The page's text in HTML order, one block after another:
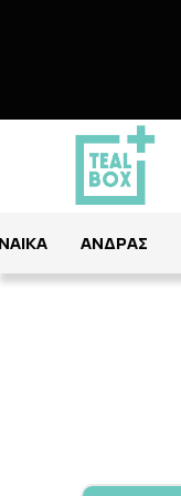
ΑΝΔΡΑΣ